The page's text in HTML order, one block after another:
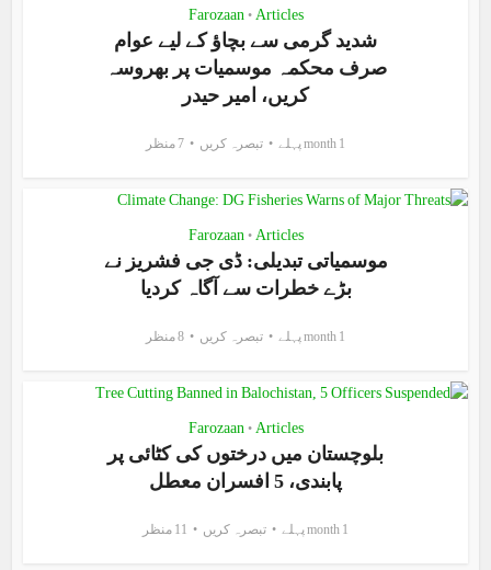
Articles
•
Farozaan
شدید گرمی سے بچاؤ کے لیے عوام
صرف محکمہ موسمیات پر بھروسہ
کریں، امیر حیدر
1 month پہلے تبصرہ کریں 7 منظر
Articles
•
Farozaan
موسمیاتی تبدیلی: ڈی جی فشریز نے
بڑے خطرات سے آگاہ کردیا
1 month پہلے تبصرہ کریں 8 منظر
Articles
•
Farozaan
بلوچستان میں درختوں کی کٹائی پر
پابندی، 5 افسران معطل
1 month پہلے تبصرہ کریں 11 منظر